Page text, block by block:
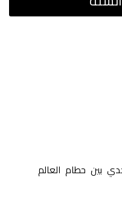
بين حطام العالم